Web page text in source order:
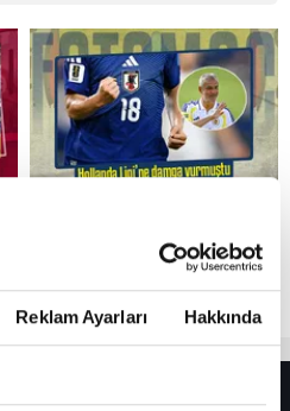
Reklam Ayarları Hakkında